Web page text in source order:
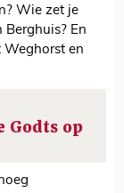
Wie zet je
Berghuis? En
en
Godts op